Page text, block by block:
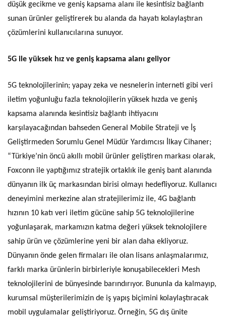
düşük gecikme ve geniş kapsama alanı ile kesintisiz bağlantı
sunan ürünler geliştirerek bu alanda da hayatı kolaylaştıran
çözümlerini kullanıcılarına sunuyor.
5G ile yüksek hız ve geniş kapsama alanı geliyor
5G teknolojilerinin; yapay zeka ve nesnelerin interneti gibi veri
iletim yoğunluğu fazla teknolojilerin yüksek hızda ve geniş
kapsama alanında kesintisiz bağlantı ihtiyacını
karşılayacağından bahseden General Mobile Strateji ve İş
Geliştirmeden Sorumlu Genel Müdür Yardımcısı İlkay Cihaner;
“Türkiye’nin öncü akıllı mobil ürünler geliştiren markası olarak,
Foxconn ile yaptığımız stratejik ortaklık ile geniş bant alanında
dünyanın ilk üç markasından birisi olmayı hedefliyoruz. Kullanıcı
deneyimini merkezine alan stratejilerimiz ile, 4G bağlantı
hızının 10 katı veri iletim gücüne sahip 5G teknolojilerine
yoğunlaşarak, markamızın katma değeri yüksek teknolojilere
sahip ürün ve çözümlerine yeni bir alan daha ekliyoruz.
Dünyanın önde gelen firmaları ile olan lisans anlaşmalarımız,
farklı marka ürünlerin birbirleriyle konuşabilecekleri Mesh
teknolojilerini de bünyesinde barındırıyor. Bununla da kalmayıp,
kurumsal müşterilerimizin de iş yapış biçimini kolaylaştıracak
mobil uygulamalar geliştiriyoruz. Örneğin, 5G dış ünite